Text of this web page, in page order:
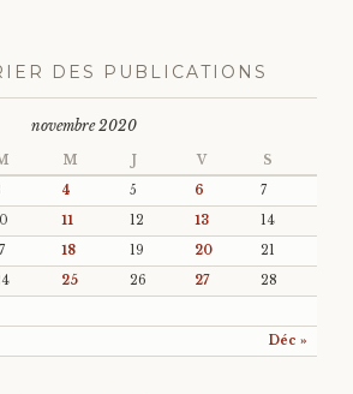
DES PUBLICATIONS
novembre 2020
M J V S
Déc »
4 5 6
7
11 12 13
14
18 19 20
21
25 26 27
28